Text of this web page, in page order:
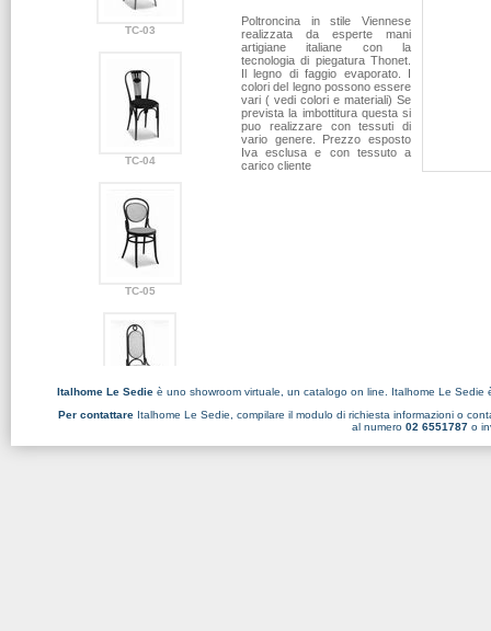
TC-03
TC-04
TC-05
TC-06
Poltroncina in stile Viennese
realizzata da esperte mani
artigiane italiane con la
tecnologia di piegatura Thonet.
Il legno di faggio evaporato. I
colori del legno possono essere
vari ( vedi colori e materiali) Se
prevista la imbottitura questa si
puo realizzare con tessuti di
vario genere. Prezzo esposto
Iva esclusa e con tessuto a
carico cliente
Italhome Le Sedieè uno showroom virtuale, un catalogo on line. Italhome Le
Per contattare Italhome Le Sedie, compilare il modulo di richiesta informazioni o
al numero 02 6551787o